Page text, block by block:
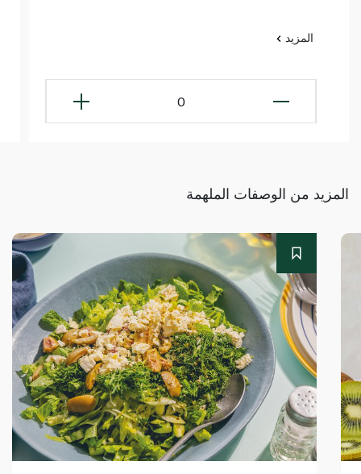
المزيد
0
المزيد من الوصفات الملهمة